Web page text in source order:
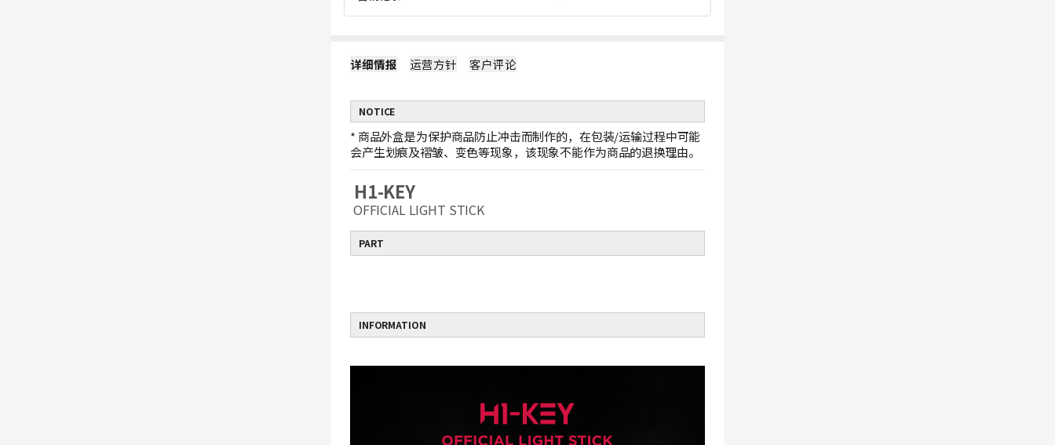
详细情报 运营方针 客户评论
NOTICE
* 商品外盒是为保护商品防止冲击而制作的，在包装/运输过程中可能
会产生划痕及褶皱、变色等现象，该现象不能作为商品的退换理由。
H1-KEY
OFFICIAL LIGHT STICK
PART
INFORMATION